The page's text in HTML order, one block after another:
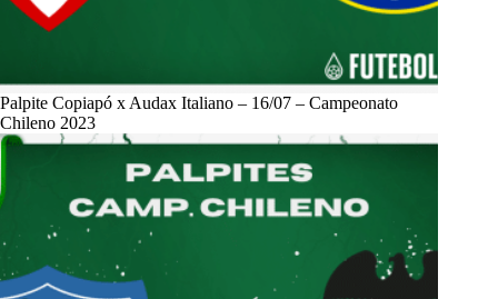
Palpite Copiapó x Audax Italiano – 16/07 – Campeonato
Chileno 2023